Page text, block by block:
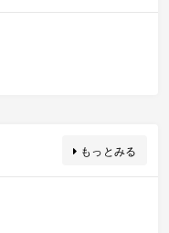
もっとみる